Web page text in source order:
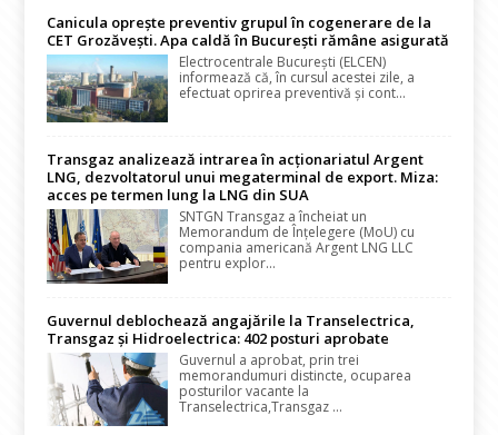
Canicula oprește preventiv grupul în cogenerare de la
CET Grozăvești. Apa caldă în București rămâne asigurată
Electrocentrale București (ELCEN)
informează că, în cursul acestei zile, a
efectuat oprirea preventivă și cont...
Transgaz analizează intrarea în acționariatul Argent
LNG, dezvoltatorul unui megaterminal de export. Miza:
acces pe termen lung la LNG din SUA
SNTGN Transgaz a încheiat un
Memorandum de Înțelegere (MoU) cu
compania americană Argent LNG LLC
pentru explor...
Guvernul deblochează angajările la Transelectrica,
Transgaz și Hidroelectrica: 402 posturi aprobate
Guvernul a aprobat, prin trei
memorandumuri distincte, ocuparea
posturilor vacante la
Transelectrica,Transgaz ...